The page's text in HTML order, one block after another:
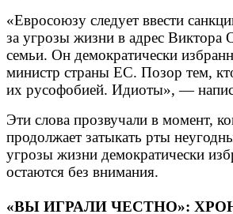
«Евросоюзу следует ввести
за угрозы жизни в адрес Виктора
семьи. Он демократически
министр страны ЕС. Позор тем,
их русофобией. Идиоты», —
Эти слова прозвучали в момент,
продолжает затыкать рты
угрозы жизни демократически
остаются без внимания.
«ВЫ ИГРАЛИ ЧЕСТНО»: